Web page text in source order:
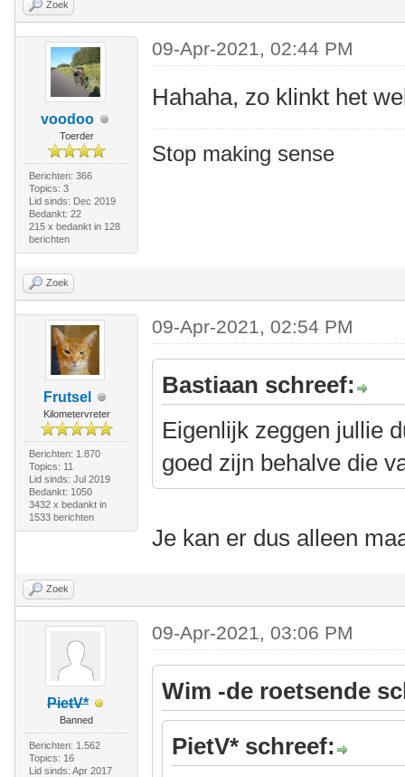
Zoek
voodoo
Toerder
Berichten: 366
Topics: 3
Lid sinds: Dec 2019
Bedankt: 22
215 x bedankt in 128
berichten
09-Apr-2021, 02:44 PM
Hahaha, zo klinkt het
Stop making sense
Zoek
Frutsel
Kilometervreter
Berichten: 1.870
Topics: 11
Lid sinds: Jul 2019
Bedankt: 1050
3432 x bedankt in
1533 berichten
09-Apr-2021, 02:54 PM
Bastiaan schreef:
Eigenlijk zeggen jullie
goed zijn behalve die
Je kan er dus alleen
Zoek
PietV*
Banned
Berichten: 1.562
Topics: 16
Lid sinds: Apr 2017
09-Apr-2021, 03:06 PM
Wim -de roetsende
PietV* schreef: